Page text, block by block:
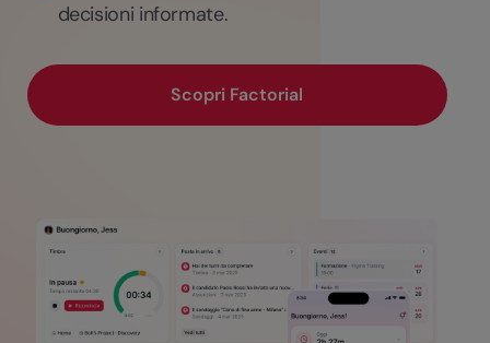
decisioni informate.
Scopri Factorial